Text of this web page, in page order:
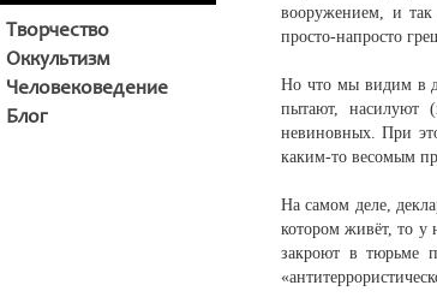
Творчество
Оккультизм
Человековедение
Блог
вооружением, и так
просто-напросто
Но что мы видим в
пытают, насилуют
невиновных. При
каким-то весомым
На самом деле,
котором живёт, то у
закроют в тюрьме